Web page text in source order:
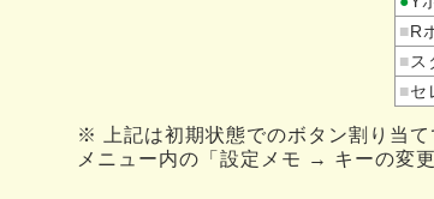
■R
■ス
■セ
※ 上記は初期状態でのボタン割り当て
メニュー内の「設定メモ → キーの変